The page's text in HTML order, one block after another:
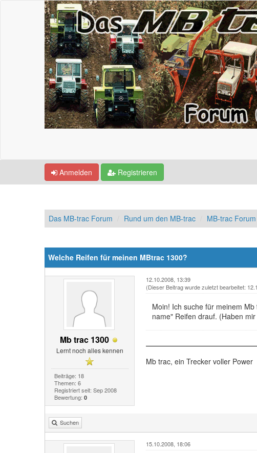
Anmelden Registrieren
Das MB-trac Forum Rund um den MB-trac MB-trac Forum
Welche Reifen für meinen MBtrac 1300?
Mb trac 1300
Lernt noch alles kennen
Beiträge: 18
Themen: 6
Registriert seit: Sep 2008
Bewertung: 0
12.10.2008, 13:39
(Dieser Beitrag wurde zuletzt bearbeitet:
Moin! Ich suche für meinem
name" Reifen drauf. (Haben
Mb trac, ein Trecker voller Power
Suchen
15.10.2008, 18:06